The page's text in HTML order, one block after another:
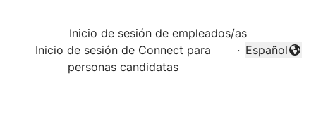
Inicio de sesión de empleados/as
Inicio de sesión de Connect para
personas candidatas
·
Cambiar
Español